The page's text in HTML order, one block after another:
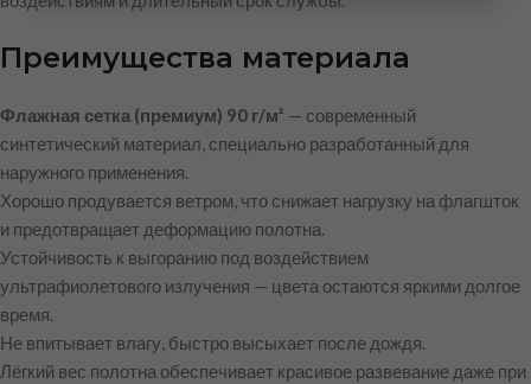
Преимущества материала
Флажная сетка (премиум) 90 г/м² — современный
синтетический материал, специально разработанный для
наружного применения.
Хорошо продувается ветром, что снижает нагрузку на флагшток
и предотвращает деформацию полотна.
Устойчивость к выгоранию под воздействием
ультрафиолетового излучения — цвета остаются яркими долгое
время.
Не впитывает влагу, быстро высыхает после дождя.
Лёгкий вес полотна обеспечивает красивое развевание даже при